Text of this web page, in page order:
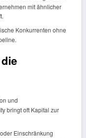
mit ähnlicher
Konkurrenten ohne
und
bringt oft Kapital zur
Einschränkung